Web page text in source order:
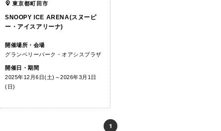
東京都町田市
SNOOPY ICE ARENA(スヌーピ
ー・アイスアリーナ)
開催場所・会場
グランベリーパーク・オアシスプラザ
開催日・期間
2025年12月6日(土)～2026年3月1日
(日)
1